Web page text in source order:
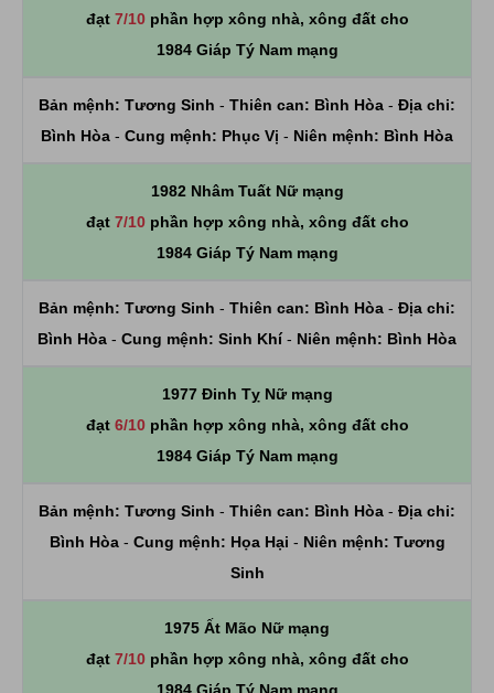
đạt 7/10phần hợp xông nhà, xông đất cho
1984 Giáp Tý Nam mạng
Bản mệnh: Tương Sinh - Thiên can: Bình Hòa - Địa chi:
Bình Hòa - Cung mệnh: Phục Vị - Niên mệnh: Bình Hòa
1982 Nhâm Tuất Nữ mạng
đạt 7/10phần hợp xông nhà, xông đất cho
1984 Giáp Tý Nam mạng
Bản mệnh: Tương Sinh - Thiên can: Bình Hòa - Địa chi:
Bình Hòa - Cung mệnh: Sinh Khí- Niên mệnh: Bình Hòa
1977 Đinh Tỵ Nữ mạng
đạt 6/10phần hợp xông nhà, xông đất cho
1984 Giáp Tý Nam mạng
Bản mệnh: Tương Sinh - Thiên can: Bình Hòa - Địa chi:
Bình Hòa- Cung mệnh: Họa Hại - Niên mệnh: Tương
Sinh
1975 Ất Mão Nữ mạng
đạt 7/10phần hợp xông nhà, xông đất cho